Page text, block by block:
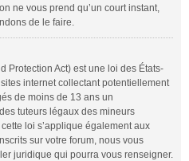
ne vous prend qu’un court instant,
de le faire.
Protection Act) est une loi des États-
internet collectant potentiellement
de moins de 13 ans un
tuteurs légaux des mineurs
loi s’applique également aux
sur votre forum, nous vous
juridique qui pourra vous renseigner.